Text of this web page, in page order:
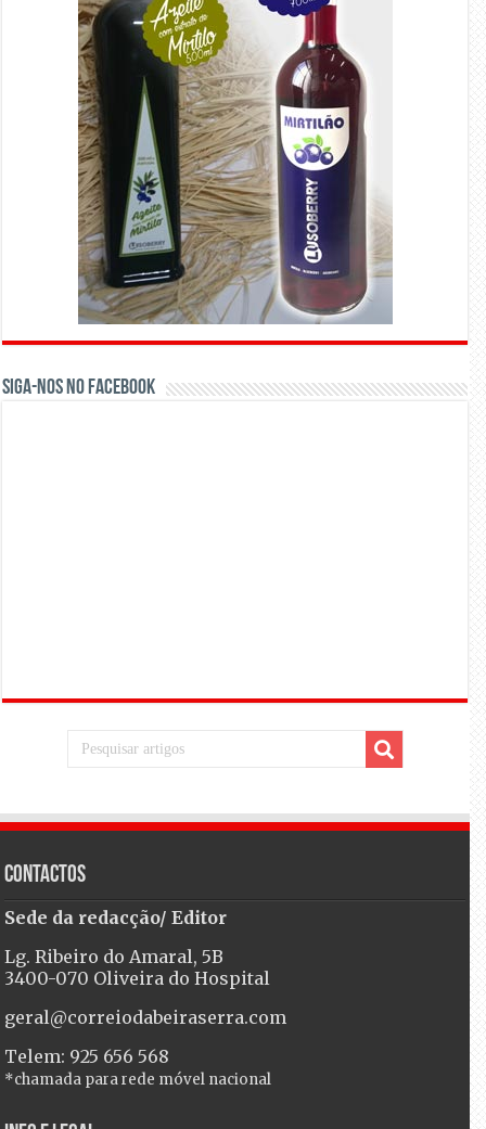
Siga-nos no Facebook
Contactos
Sede da redacção/ Editor
Lg. Ribeiro do Amaral, 5B
3400-070 Oliveira do Hospital
geral@correiodabeiraserra.com
Telem: 925 656 568
*chamada para rede móvel nacional